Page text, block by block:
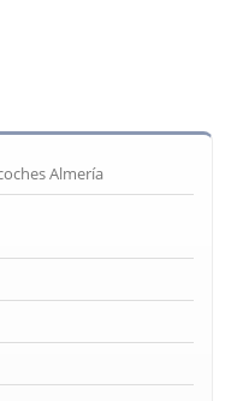
Almería